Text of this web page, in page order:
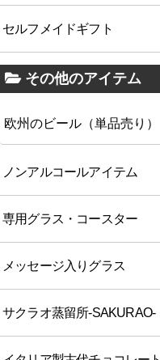
セルフメイドギフト
その他のアイテム
欧州のビール（単品売り）
ノンアルコールアイテム
専用グラス・コースター
メッセージ入りグラス
サクラオ蒸留所-SAKURAO-